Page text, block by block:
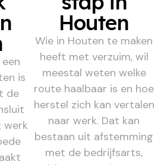
is
de
werk
Houten
Wie in Houten te maken
heeft met verzuim, wil
meestal weten welke
route haalbaar is en hoe
herstel zich kan vertalen
naar werk. Dat kan
bestaan uit afstemming
met de bedrijfsarts,